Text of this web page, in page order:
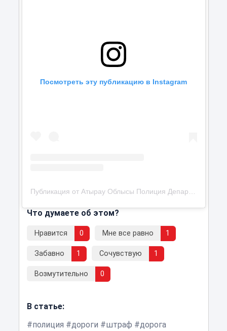
Посмотреть эту публикацию в Instagram
Публикация от Атырау Облысы Полиция Департаменті (@police.atyrau)
Что думаете об этом?
Нравится 0 Мне все равно 1
Забавно 1 Сочувствую 1
Возмутительно 0
В статье:
полиция
дороги штраф
дорога